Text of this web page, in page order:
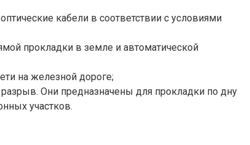
кабели в соответствии с условиями
прокладки в земле и автоматической
на железной дороге;
Они предназначены для прокладки по дну
участков.